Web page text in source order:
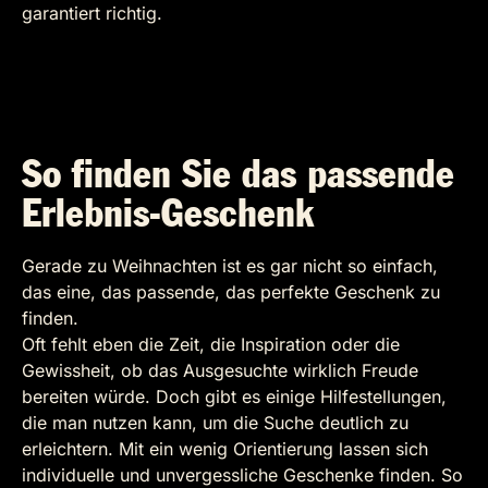
garantiert richtig.
So finden Sie das passende
Erlebnis-Geschenk
Gerade zu Weihnachten ist es gar nicht so einfach,
das eine, das passende, das perfekte Geschenk zu
finden.
Oft fehlt eben die Zeit, die Inspiration oder die
Gewissheit, ob das Ausgesuchte wirklich Freude
bereiten würde. Doch gibt es einige Hilfestellungen,
die man nutzen kann, um die Suche deutlich zu
erleichtern. Mit ein wenig Orientierung lassen sich
individuelle und unvergessliche Geschenke finden. So